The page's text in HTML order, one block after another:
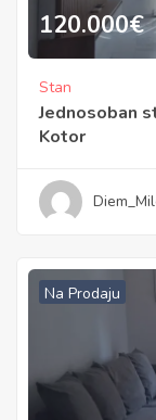
120.000€
Stan
Jednosoban
Kotor
Na Prodaju